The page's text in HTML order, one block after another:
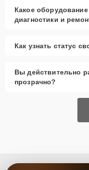
Какое
диагностики и
Как узнать статус
Вы действительно
прозрачно?